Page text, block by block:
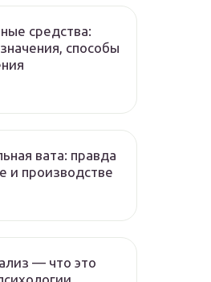
средства:
способы
вата: правда
и производстве
— что это